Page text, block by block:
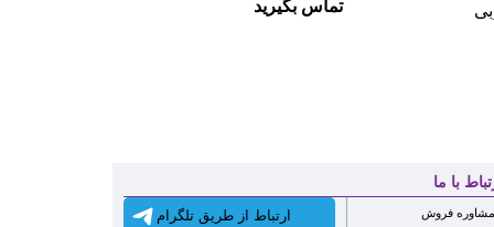
تماس بگیرید
با ما
مشاوره فروش ارتباط از طریق تلگرام